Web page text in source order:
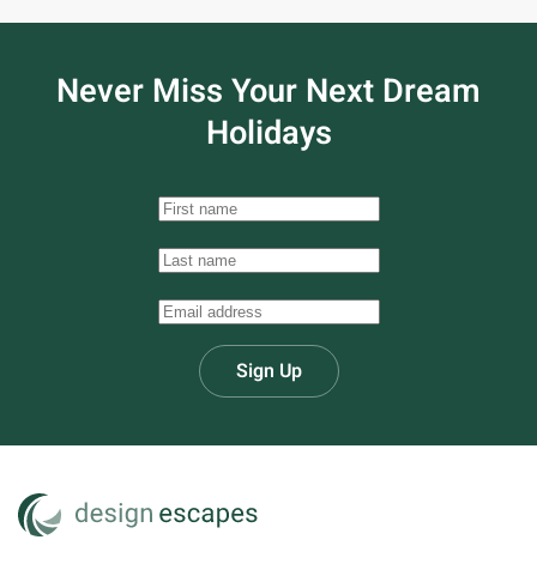
Never Miss Your Next Dream
Holidays
Sign Up